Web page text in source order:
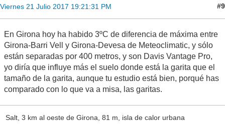
Viernes 21 Julio 2017 19:21:31 PM #9
En Girona hoy ha habido 3ºC de diferencia de máxima entre
Girona-Barri Vell y Girona-Devesa de Meteoclimatic, y sólo
están separadas por 400 metros, y son Davis Vantage Pro,
yo diría que influye más el suelo donde está la garita que el
tamaño de la garita, aunque tu estudio está bien, porqué has
comparado con lo que va a misa, las garitas.
Salt, 3 km al oeste de Girona, 81 m, isla de calor urbana